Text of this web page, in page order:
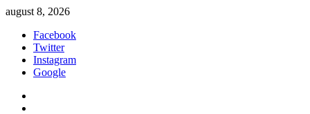
Sari
conținut
august 8, 2026
Facebook
Twitter
Instagram
Google